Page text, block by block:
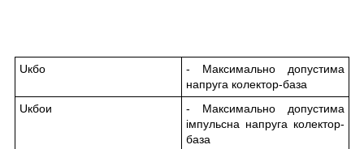
Uкбо
- Максимально допустима
напруга колектор-база
Uкбои
- Максимально допустима
імпульсна напруга колектор-
база